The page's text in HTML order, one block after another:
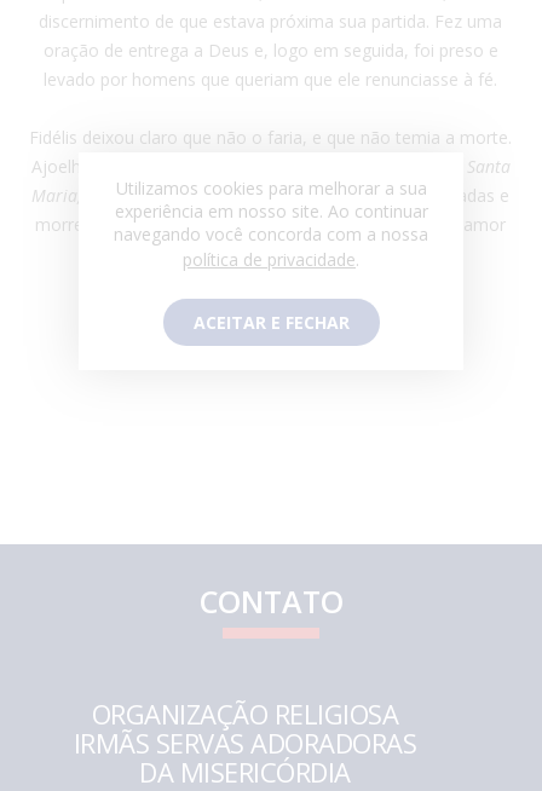
Utilizamos cookies para melhorar a sua
experiência em nosso site. Ao continuar
navegando você concorda com a nossa
política de privacidade.
ACEITAR E FECHAR
discernimento de que estava próxima sua partida. Fez uma
oração de entrega a Deus e, logo em seguida, foi preso e
levado por homens que queriam que ele renunciasse à fé.
Fidélis deixou claro que não o faria, e que não temia a morte.
Ajoelhou-se e rezou:
“Meu Jesus, tende piedade de mim. Santa
Maria, Mãe de Deus, assisti-me”.Recebeu várias punhaladas e
morreu ali, derramando seu sangue pela Verdade, por amor
a Cristo e Sua Igreja.
São Fidélis, rogai por nós!
CONTATO
ORGANIZAÇÃO RELIGIOSA
IRMÃS SERVAS ADORADORAS
DA MISERICÓRDIA